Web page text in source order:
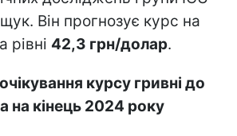
Він прогнозує курс на
рівні 42,3 грн/долар.
курсу гривні до
на кінець 2024 року